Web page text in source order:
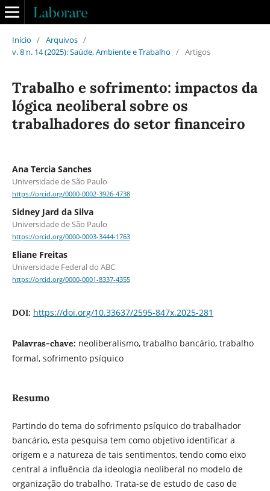
Início / Arquivos /
v. 8 n. 14 (2025): Saúde, Ambiente e Trabalho / Artigos
Trabalho e sofrimento: impactos da
lógica neoliberal sobre os
trabalhadores do setor financeiro
Ana Tercia Sanches
Universidade de São Paulo
https://orcid.org/0000-0002-3926-4738
Sidney Jard da Silva
Universidade de São Paulo
https://orcid.org/0000-0003-3444-1763
Eliane Freitas
Universidade Federal do ABC
https://orcid.org/0000-0001-8337-4355
DOI: https://doi.org/10.33637/2595-847x.2025-281
Palavras-chave: neoliberalismo, trabalho bancário, trabalho
formal, sofrimento psíquico
Resumo
Partindo do tema do sofrimento psíquico do trabalhador
bancário, esta pesquisa tem como objetivo identificar a
origem e a natureza de tais sentimentos, tendo como eixo
central a influência da ideologia neoliberal no modelo de
organização do trabalho. Trata-se de estudo de caso de